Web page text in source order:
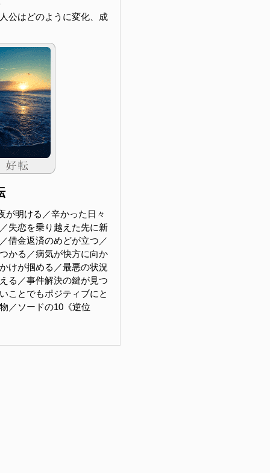
公はどのように変化、成
が明ける／辛かった日々
失恋を乗り越えた先に新
借金返済のめどが立つ／
かる／病気が快方に向か
けが掴める／最悪の状況
る／事件解決の鍵が見つ
ことでもポジティブにと
／ソードの10《逆位